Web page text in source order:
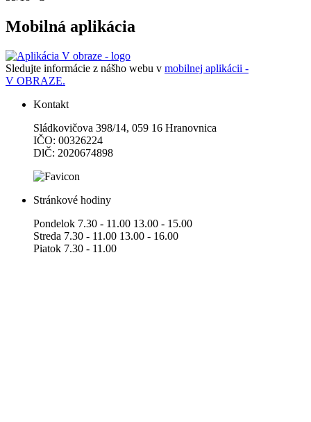
Mobilná aplikácia
Sledujte informácie z nášho webu v mobilnej aplikácii -
V OBRAZE.
Kontakt
Sládkovičova 398/14, 059 16 Hranovnica
IČO: 00326224
DlČ: 2020674898
Stránkové hodiny
Pondelok 7.30 - 11.00 13.00 - 15.00
Streda 7.30 - 11.00 13.00 - 16.00
Piatok 7.30 - 11.00